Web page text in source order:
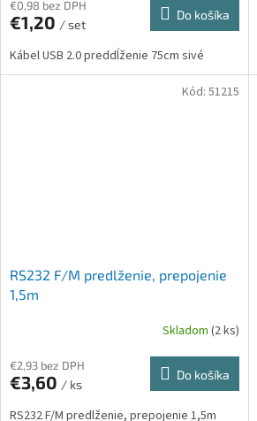
€0,98 bez DPH
€1,20 / set
Do košíka
Kábel USB 2.0 preddĺženie 75cm sivé
RS232 F/M predlženie, prepojenie
1,5m
Skladom (2 ks)
€2,93 bez DPH
€3,60 / ks
Do košíka
RS232 F/M predlženie, prepojenie 1,5m
Kód: 51215